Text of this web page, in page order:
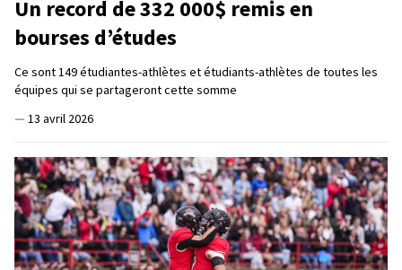
Un record de 332 000$ remis en
bourses d’études
Ce sont 149 étudiantes-athlètes et étudiants-athlètes de toutes les
équipes qui se partageront cette somme
— 13 avril 2026